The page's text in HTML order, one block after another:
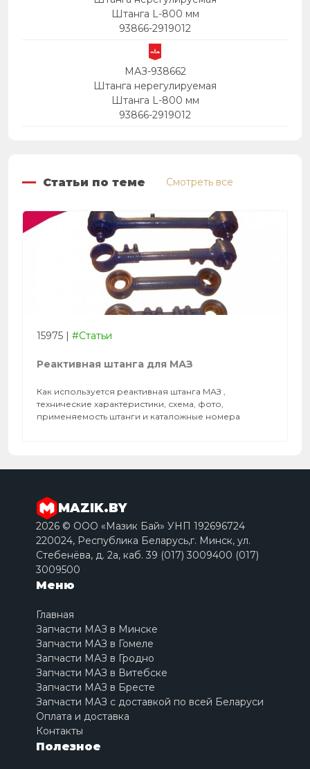
Штанга L-800 мм
93866-2919012
МАЗ-938662
Штанга нерегулируемая
Штанга L-800 мм
93866-2919012
Статьи по теме Смотреть все
15975 | #Статьи
Реактивная штанга для МАЗ
Как используется реактивная штанга МАЗ ,
технические характеристики, схема, фото,
применяемость штанги и каталожные номера
MAZIK.BY
2026 © ООО «Мазик Бай» УНП 192696724
220024, Республика Беларусь,г. Минск, ул.
Стебенёва, д. 2a, каб. 39 (017) 3009400 (017)
3009500
Меню
Главная
Запчасти МАЗ в Минске
Запчасти МАЗ в Гомеле
Запчасти МАЗ в Гродно
Запчасти МАЗ в Витебске
Запчасти МАЗ в Бресте
Запчасти МАЗ с доставкой по всей Беларуси
Оплата и доставка
Контакты
Полезное